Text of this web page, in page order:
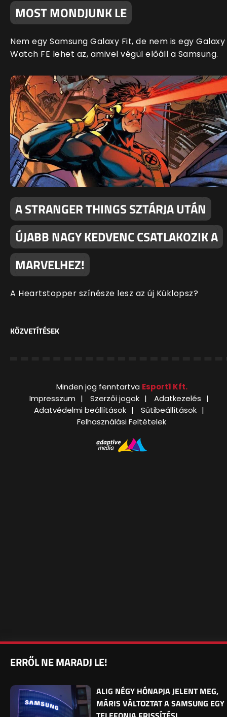
MOST MONDJUNK LE
Nem egy Samsung Galaxy Fit, de nem is egy Galaxy
Watch FE lehet az, amivel végül előáll a Samsung.
A STRANGER THINGS SZTÁRJA UTÁN
ÚJABB NAGY KEDVENC CSATLAKOZIK A
MARVELHEZ!
A Heartstopper színésze lesz az új Küklopsz?
KÖZVETÍTÉSEK
Minden jog fenntartva Esport1 Kft.
Impresszum
Szerzői jogok
Adatkezelés
Adatvédelmi beállítások
Sütibeállítások
Felhasználási Feltételek
ERRŐL NE MARADJ LE!
ALIG NÉGY HÓNAPJA JELENT MEG,
MÁRIS VÁLTOZTAT A SAMSUNG EGY